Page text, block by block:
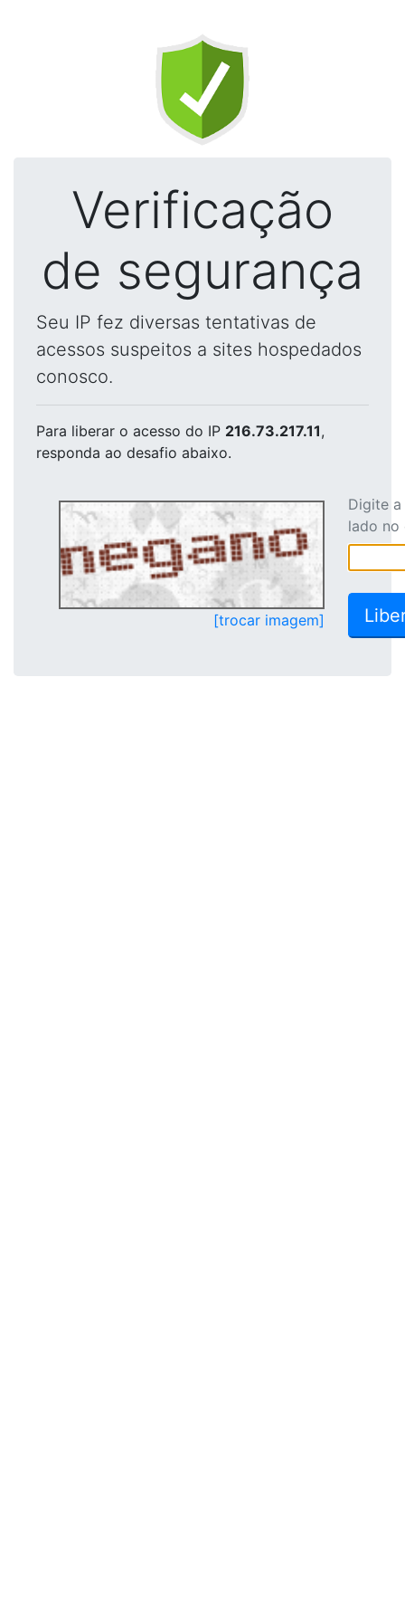
Verificação
de segurança
Seu IP fez diversas tentativas de
acessos suspeitos a sites hospedados
conosco.
Para liberar o acesso do IP 216.73.217.11,
responda ao desafio abaixo.
[trocar imagem]
Digite
lado no